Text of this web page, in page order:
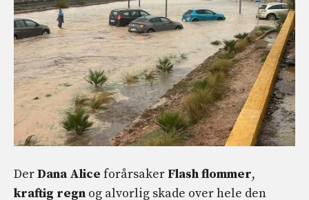
DerDana Alice forårsaker Flash flommer,
kraftig regn og alvorlig skade over hele den